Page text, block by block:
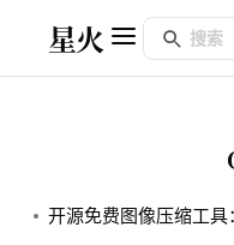
星火
开源免费图像压缩工具：